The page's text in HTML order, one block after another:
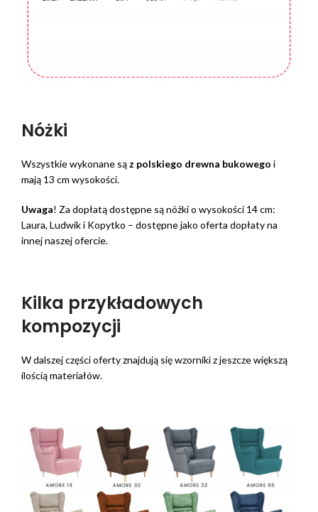
Nóżki
Wszystkie wykonane są z polskiego drewna bukowego i
mają 13 cm wysokości.
Uwaga! Za dopłatą dostępne są nóżki o wysokości 14 cm:
Laura, Ludwik i Kopytko – dostępne jako oferta dopłaty na
innej naszej ofercie.
Kilka przykładowych
kompozycji
W dalszej części oferty znajdują się wzorniki z jeszcze większą
ilością materiałów.